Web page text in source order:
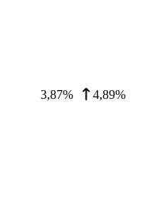
3,87% 4,89%